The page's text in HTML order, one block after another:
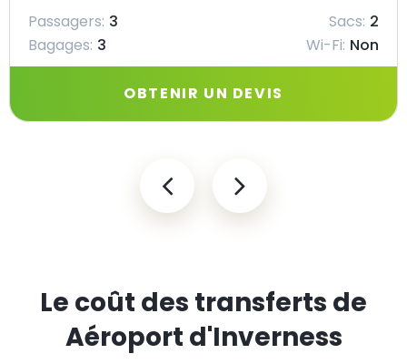
Passagers: 3 Sacs: 2
Bagages: 3 Wi-Fi: Non
OBTENIR UN DEVIS
Le coût des transferts de
Aéroport d'Inverness